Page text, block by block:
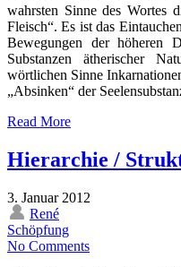
wahrsten Sinne des Wortes
Fleisch“. Es ist das
Bewegungen der höheren
Substanzen ätherischer
wörtlichen Sinne
„Absinken“ der
Read More
Hierarchie /
3. Januar 2012
René
Schöpfung
No Comments